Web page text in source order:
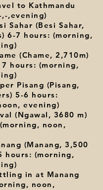
to Kathmandu
,-,evening)
Sahar (Besi Sahar,
6-7 hours: (morning,
(Chame, 2,710m)
hours: (morning,
Pisang (Pisang,
5-6 hours:
evening)
(Ngawal, 3680 m)
noon,
(Manang, 3,500
hours: (morning,
in at Manang
noon,